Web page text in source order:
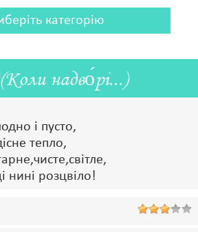
категорію
надво́рі...)
і пусто,
тепло,
нині розцвіло!